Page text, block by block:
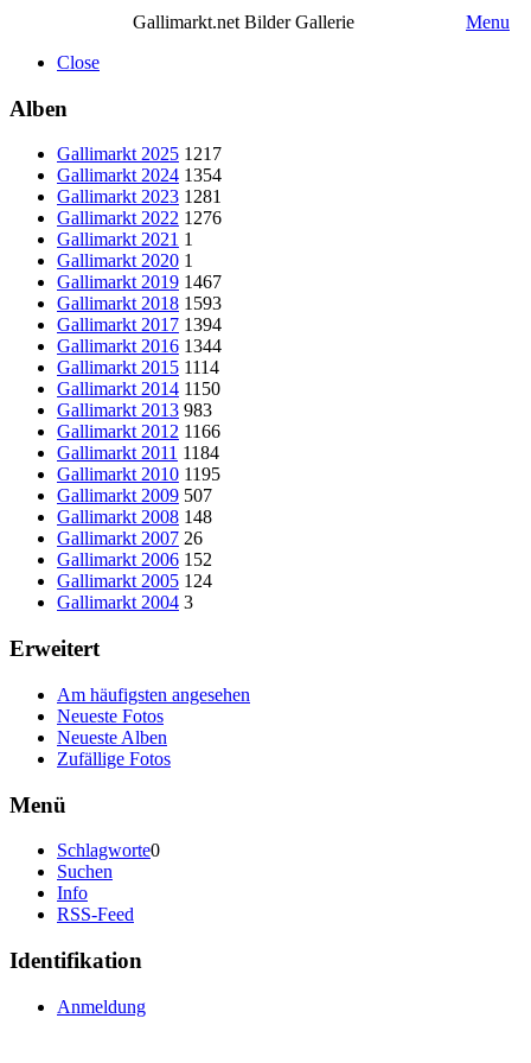
Gallimarkt.net Bilder Gallerie
Menu
Close
Alben
Gallimarkt 2025 1217
Gallimarkt 2024 1354
Gallimarkt 2023 1281
Gallimarkt 2022 1276
Gallimarkt 2021 1
Gallimarkt 2020 1
Gallimarkt 2019 1467
Gallimarkt 2018 1593
Gallimarkt 2017 1394
Gallimarkt 2016 1344
Gallimarkt 2015 1114
Gallimarkt 2014 1150
Gallimarkt 2013 983
Gallimarkt 2012 1166
Gallimarkt 2011 1184
Gallimarkt 2010 1195
Gallimarkt 2009 507
Gallimarkt 2008 148
Gallimarkt 2007 26
Gallimarkt 2006 152
Gallimarkt 2005 124
Gallimarkt 2004 3
Erweitert
Am häufigsten angesehen
Neueste Fotos
Neueste Alben
Zufällige Fotos
Menü
Schlagworte0
Suchen
Info
RSS-Feed
Identifikation
Anmeldung